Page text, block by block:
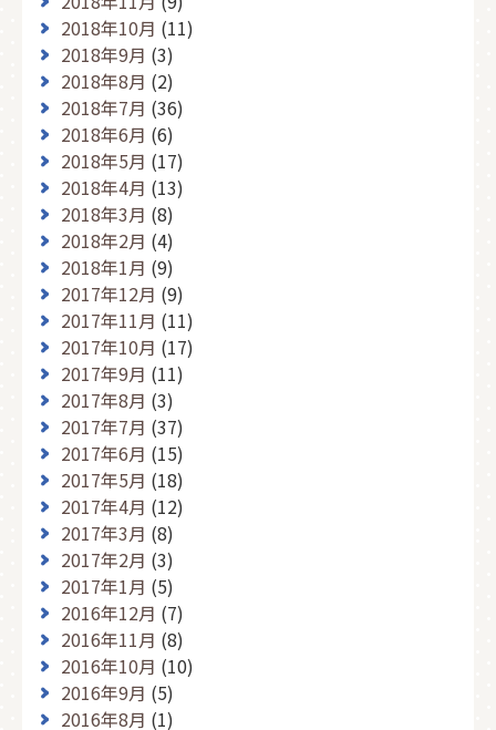
2018年10月 (11)
2018年9月 (3)
2018年8月 (2)
2018年7月 (36)
2018年6月 (6)
2018年5月 (17)
2018年4月 (13)
2018年3月 (8)
2018年2月 (4)
2018年1月 (9)
2017年12月 (9)
2017年11月 (11)
2017年10月 (17)
2017年9月 (11)
2017年8月 (3)
2017年7月 (37)
2017年6月 (15)
2017年5月 (18)
2017年4月 (12)
2017年3月 (8)
2017年2月 (3)
2017年1月 (5)
2016年12月 (7)
2016年11月 (8)
2016年10月 (10)
2016年9月 (5)
2016年8月 (1)